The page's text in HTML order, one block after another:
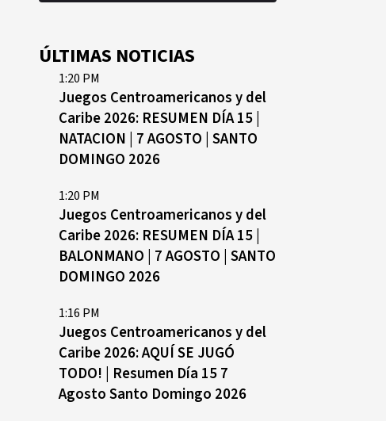
ÚLTIMAS NOTICIAS
1:20 PM
Juegos Centroamericanos y del
Caribe 2026: RESUMEN DÍA 15 |
NATACION | 7 AGOSTO | SANTO
DOMINGO 2026
1:20 PM
Juegos Centroamericanos y del
Caribe 2026: RESUMEN DÍA 15 |
BALONMANO | 7 AGOSTO | SANTO
DOMINGO 2026
1:16 PM
Juegos Centroamericanos y del
Caribe 2026: AQUÍ SE JUGÓ
TODO! | Resumen Día 15 7
Agosto Santo Domingo 2026